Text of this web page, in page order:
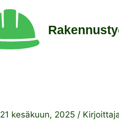
21 kesäkuun, 2025 /